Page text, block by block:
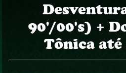
90'/00's) +
Tônica até